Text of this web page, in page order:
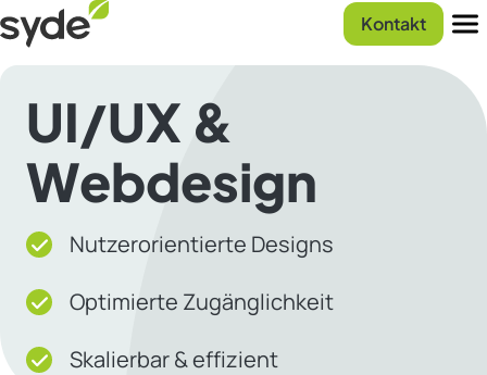
Zum
Inhalt
springen
Syde
Startseite
Kontakt
UI/UX &
Webdesign
Nutzerorientierte Designs
Optimierte Zugänglichkeit
Skalierbar & effizient